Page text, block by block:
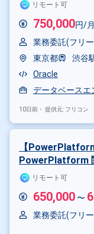
リモート可
750,000円/月
業務委託(フリ
東京都
渋谷
Oracle
データベースエ
10日前・ 提供元: フリコン
【
PowerPlatform
案件リモート可
650,000 〜
業務委託(フリ